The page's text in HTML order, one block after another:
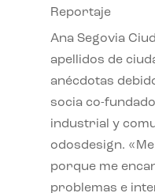
Reportaje
Ana Segovia
apellidos de
anécdotas
socia co-
industrial y
odosdesign.
porque me
problemas e